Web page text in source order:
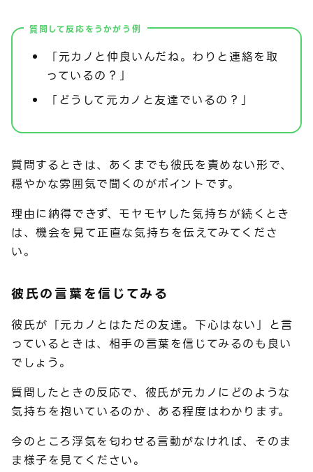
質問して反応をうかがう例
「元カノと仲良いんだね。わりと連絡を取
っているの？」
「どうして元カノと友達でいるの？」
質問するときは、あくまでも彼氏を責めない形で、
穏やかな雰囲気で聞くのがポイントです。
理由に納得できず、モヤモヤした気持ちが続くとき
は、機会を見て正直な気持ちを伝えてみてくださ
い。
彼氏の言葉を信じてみる
彼氏が「元カノとはただの友達。下心はない」と言
っているときは、相手の言葉を信じてみるのも良い
でしょう。
質問したときの反応で、彼氏が元カノにどのような
気持ちを抱いているのか、ある程度はわかります。
今のところ浮気を匂わせる言動がなければ、そのま
ま様子を見てください。